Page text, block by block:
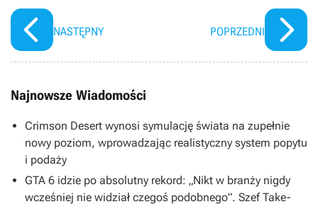
NASTĘPNY POPRZEDNI
Najnowsze Wiadomości
Crimson Desert wynosi symulację świata na zupełnie
nowy poziom, wprowadzając realistyczny system popytu
i podaży
GTA 6 idzie po absolutny rekord: „Nikt w branży nigdy
wcześniej nie widział czegoś podobnego”. Szef Take-